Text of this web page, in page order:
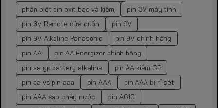
phân biệt pin oxit bạc và kiềm
pin 3V máy tính
pin 3V Remote cửa cuốn
pin 9V
pin 9V Alkaline Panasonic
pin 9V chính hãng
pin AA
pin AA Energizer chính hãng
pin aa gp battery alkaline
pin AA kiềm GP
pin aa vs pin aaa
pin AAA
pin AAA bị rỉ sét
pin AAA sắp chảy nước
pin AG10